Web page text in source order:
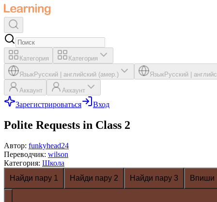
Категория Категория
ЯзыкРусский английский (амер.) ЯзыкРусский
Аккаунт Аккаунт
Зарегистрироваться Вход
Polite Requests in Class 2
Автор: funkyhead24
Переводчик: wilson
Категория: Школа
Найди пару 1
Найди пару 2 Найди пару 3 Впиши